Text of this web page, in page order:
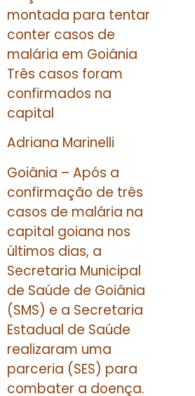
montada para tentar
conter casos de
malária em Goiânia
Três casos foram
confirmados na
capital
Adriana Marinelli
Goiânia – Após a
confirmação de três
casos de malária na
capital goiana nos
últimos dias, a
Secretaria Municipal
de Saúde de Goiânia
(SMS) e a Secretaria
Estadual de Saúde
realizaram uma
parceria (SES) para
combater a doença.